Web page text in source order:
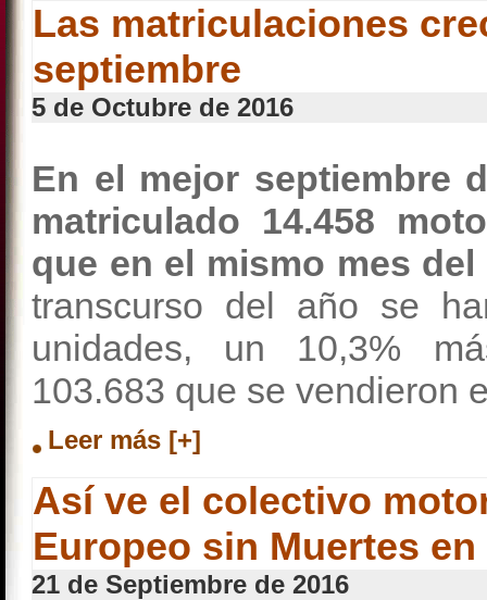
Las matriculaciones
septiembre
5 de Octubre de 2016
En el mejor septiembre
matriculado 14.458
que en el mismo mes
transcurso del año se
unidades, un 10,3%
103.683 que se vendieron
Leer más [+]
Así ve el colectivo
Europeo sin Muertes en
21 de Septiembre de 2016